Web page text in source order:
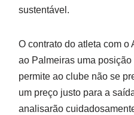
sustentável.
O contrato do atleta com
ao Palmeiras uma
permite ao clube não se
um preço justo para a
analisarão